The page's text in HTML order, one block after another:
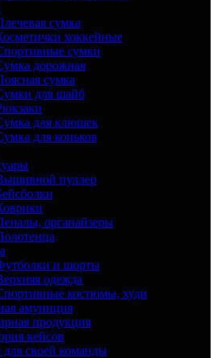
сумка
хоккейные
сумки
дорожная
сумка
для шайб
для клюшек
для коньков
пуллер
органайзеры
и шорты
одежда
костюмы, худи
амуниция
продукция
кейсов
своей команды